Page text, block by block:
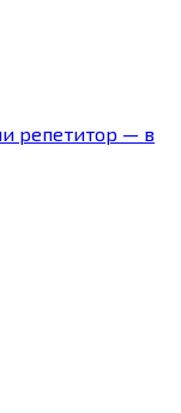
репетитор — в